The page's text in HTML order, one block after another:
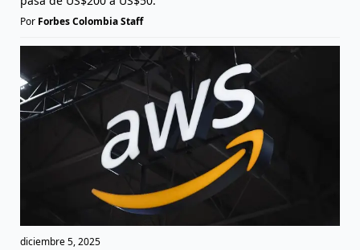
Por Forbes Colombia Staff
diciembre 5, 2025